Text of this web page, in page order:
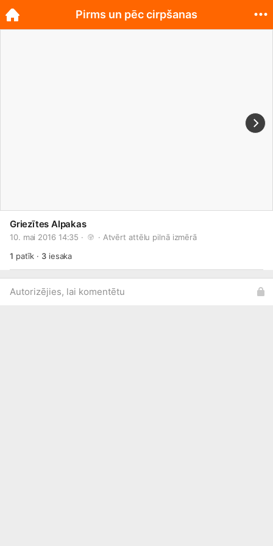
Griezītes Alpakas
10. mai 2016 14:35 · · Atvērt attēlu pilnā izmērā
1 patīk · 3iesaka
Autorizējies, lai komentētu
Pirms un pēc cirpšanas